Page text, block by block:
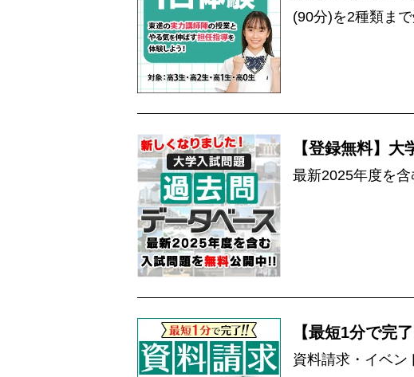
(90分)を2種類ま
【登録無料】
最新2025年度を
【最短1分で完
資料請求・イベン